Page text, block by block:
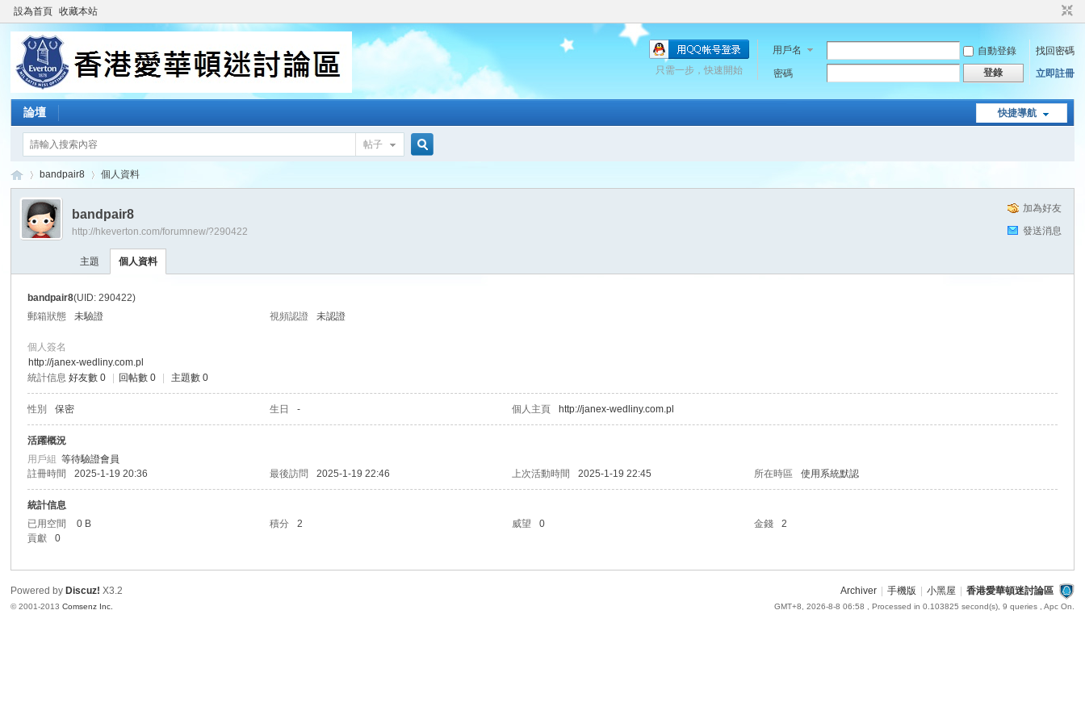
設為首頁 收藏本站
用戶名 自動登錄
找回密碼
密碼
登錄 立即註冊
只需一步，快速開始
快捷導航
論壇
帖子
›
bandpair8 個人資料
加為好友
發送消息
bandpair8
http://hkeverton.com/forumnew/?290422
主題 個人資料
bandpair8(UID: 290422)
郵箱狀態
未驗證 視頻認證 未認證
個人簽名
http://janex-wedliny.com.pl
統計信息 好友數 0 回帖數 0 主題數 0
性別 保密 生日 - 個人主頁 http://janex-wedliny.com.pl
活躍概況
用戶組等待驗證會員
註冊時間
2025-1-19 20:36 最後訪問 2025-1-19 22:46 上次活動時間 2025-1-19 22:45 所在時區 使用系統默認
統計信息
已用空間
0 B 積分 2 威望 0 金錢
2
貢獻
0
Archiver 手機版 小黑屋 香港愛華頓迷討論區
GMT+8, 2026-8-8 06:58 , Processed in 0.103825 second(s), 9 queries , Apc On.
Powered by Discuz! X3.2
© 2001-2013Comsenz Inc.